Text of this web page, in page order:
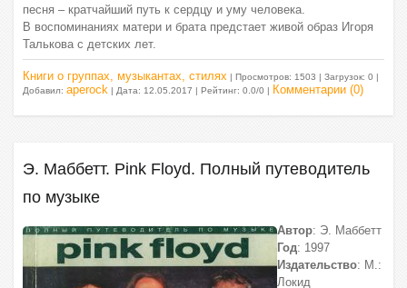
песня – кратчайший путь к сердцу и уму человека.
В воспоминаниях матери и брата предстает живой образ Игоря
Талькова с детских лет.
Книги о группах, музыкантах, стилях | Просмотров: 1503 | Загрузок: 0 |
Добавил: aperock | Дата: 12.05.2017 | Рейтинг: 0.0/0 | Комментарии (0)
Э. Маббетт. Pink Floyd. Полный путеводитель
по музыке
Автор: Э. Маббетт
Год: 1997
Издательство: М.:
Локид